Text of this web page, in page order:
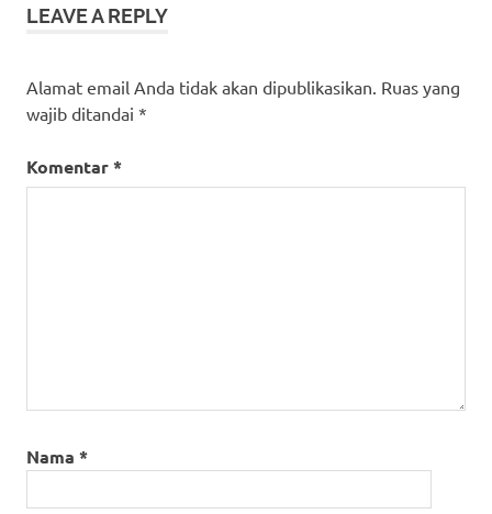
LEAVE A REPLY
Alamat email Anda tidak akan dipublikasikan. Ruas yang
wajib ditandai *
Komentar*
Nama *